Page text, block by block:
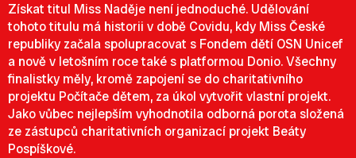
Získat titul Miss Naděje není jednoduché. Udělování
tohoto titulu má historii v době Covidu, kdy Miss České
republiky začala spolupracovat s Fondem dětí OSN Unicef
a nově v letošním roce také s platformou Donio. Všechny
finalistky měly, kromě zapojení se do charitativního
projektu Počítače dětem, za úkol vytvořit vlastní projekt.
Jako vůbec nejlepším vyhodnotila odborná porota složená
ze zástupců charitativních organizací projekt Beáty
Pospíškové.